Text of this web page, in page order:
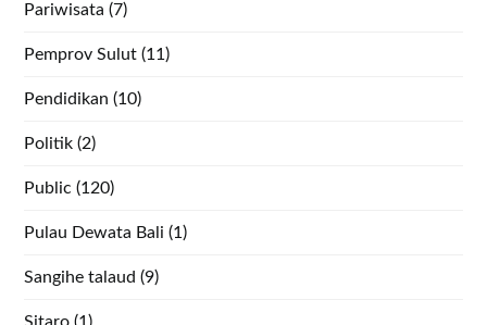
Pariwisata (7)
Pemprov Sulut (11)
Pendidikan (10)
Politik (2)
Public (120)
Pulau Dewata Bali (1)
Sangihe talaud (9)